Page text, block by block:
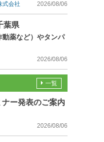
式会社 2026/08/06
葉県
薬など）やタンパ
2026/08/06
ー発表のご案内
2026/08/06
一覧